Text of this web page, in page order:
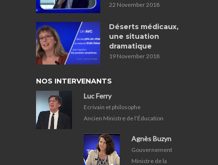
22 November 2018
Déserts médicaux,
une situation
dramatique
19 November 2018
NOS INTERVENANTS
Luc Ferry
Ecrivain et philosophe
Ancien Ministre de l’Éducation
Agnès Buzyn
Gouvernement
Ministre de la